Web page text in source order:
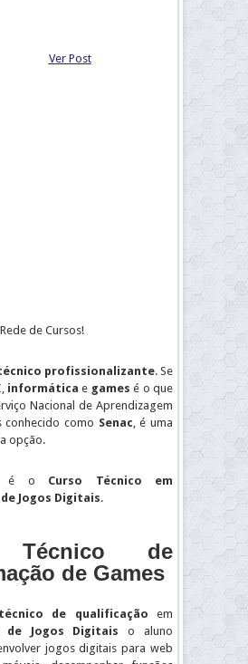
Ver Post
de Cursos!
profissionalizante. Se
informática e games é o que
Nacional de Aprendizagem
conhecido como Senac, é uma
opção.
é o Curso Técnico em
Jogos Digitais.
Técnico de
de Games
de qualificação em
de Jogos Digitais o aluno
jogos digitais para web